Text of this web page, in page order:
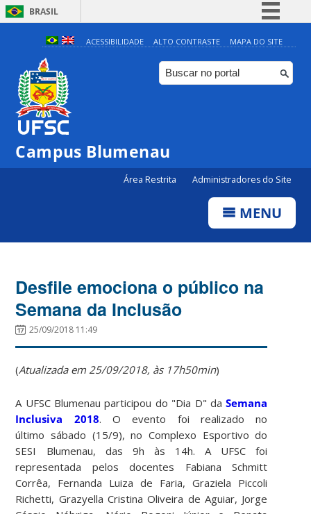
BRASIL
Simplifique!
Comunica BR
Participe
ACESSIBILIDADE ALTO CONTRASTE MAPA DO SITE
Campus Blumenau
Área Restrita Administradores do Site
MENU
Desfile emociona o público na
Semana da Inclusão
25/09/2018 11:49
(Atualizada em 25/09/2018, às 17h50min)
A UFSC Blumenau participou do "Dia D" daSemana
Inclusiva 2018. O evento foi realizado no
último sábado (15/9), no Complexo Esportivo do
SESI Blumenau, das 9h às 14h. A UFSC foi
representada pelos docentes Fabiana Schmitt
Corrêa, Fernanda Luiza de Faria, Graziela Piccoli
Richetti, Grazyella Cristina Oliveira de Aguiar, Jorge